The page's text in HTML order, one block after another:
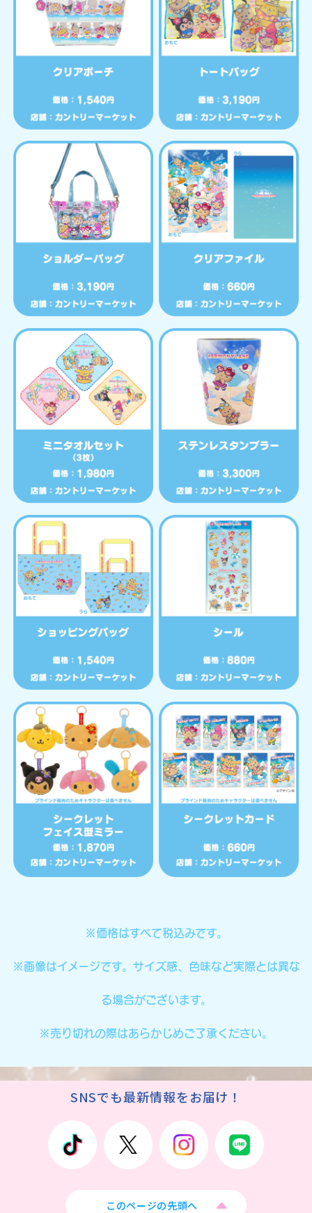
※価格はすべて税込みです。
※画像はイメージです。サイズ感、色味など実際とは異な
る場合がございます。
※売り切れの際はあらかじめご了承ください。
SNSでも最新情報をお届け！
このページの先頭へ